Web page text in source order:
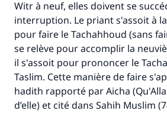
Witrà neuf, elles doivent se
interruption. Le priant s'assoit à la
pour faire le Tachahhoud (sans
se relève pour accomplir la
il s'assoit pour prononcer le
Taslim. Cette manière de faire
hadith rapporté par Aicha
d’elle) et cité dans Sahih Muslim